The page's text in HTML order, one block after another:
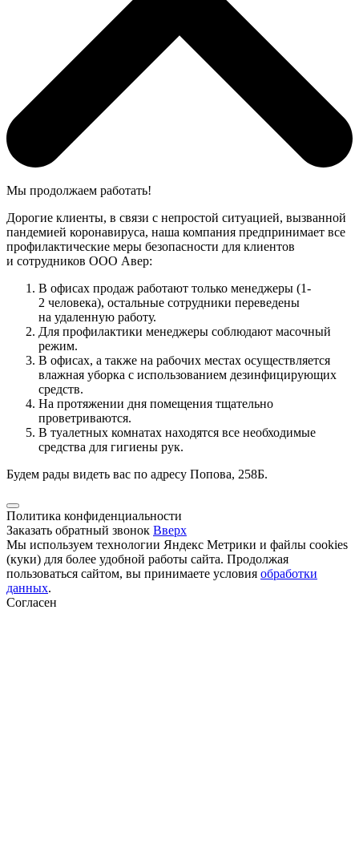
Мы продолжаем работать!
Дорогие клиенты, в связи с непростой ситуацией, вызванной
пандемией коронавируса, наша компания предпринимает все
профилактические меры безопасности для клиентов
и сотрудников ООО Авер:
В офисах продаж работают только менеджеры (1-
2 человека), остальные сотрудники переведены
на удаленную работу.
Для профилактики менеджеры соблюдают масочный
режим.
В офисах, а также на рабочих местах осуществляется
влажная уборка с использованием дезинфицирующих
средств.
На протяжении дня помещения тщательно
проветриваются.
В туалетных комнатах находятся все необходимые
средства для гигиены рук.
Будем рады видеть вас по адресу Попова, 258Б.
Политика конфиденциальности
Заказать обратный звонок Вверх
Мы используем технологии Яндекс Метрики и файлы cookies
(куки) для более удобной работы сайта. Продолжая
пользоваться сайтом, вы принимаете условия обработки
данных.
Согласен